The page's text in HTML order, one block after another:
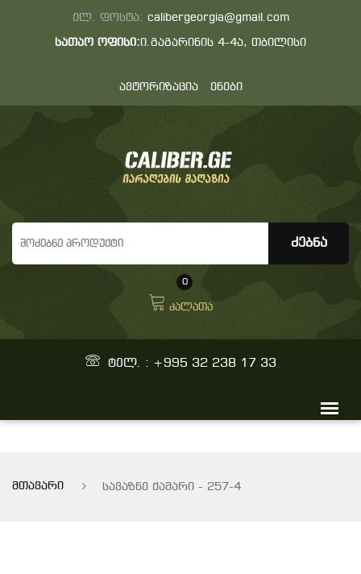
ელ. ფოსტა: calibergeorgia@gmail.com
სათაო ოფისი:ი.გაგარინის 4-4ა, თბილისი
ავტორიზაცია ენები
0
კალათა
ტელ. : +995 32 238 17 33
მთავარი სავაზნე ქამარი - 257-4